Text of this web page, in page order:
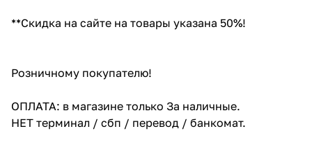
**Скидка на сайте на товары указана 50%!
Розничному покупателю!
ОПЛАТА: в магазине только За наличные.
НЕТ терминал / сбп / перевод / банкомат.